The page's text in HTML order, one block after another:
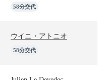
58分交代
ウイニ・アトニオ
58分交代